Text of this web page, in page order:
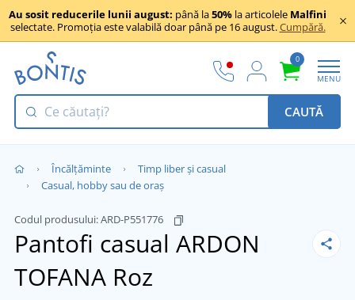
Au sosit reducerile lunii august: până la50% la articolele Malfini
selectate. Promoția este valabilă doar până pe 16 august.Cumpără.
0
MENU
CAUTĂ
Încălţăminte
Timp liber și casual
Casual, hobby sau de oraș
Codul produsului:ARD-P551776
Pantofi casual ARDON
TOFANA Roz